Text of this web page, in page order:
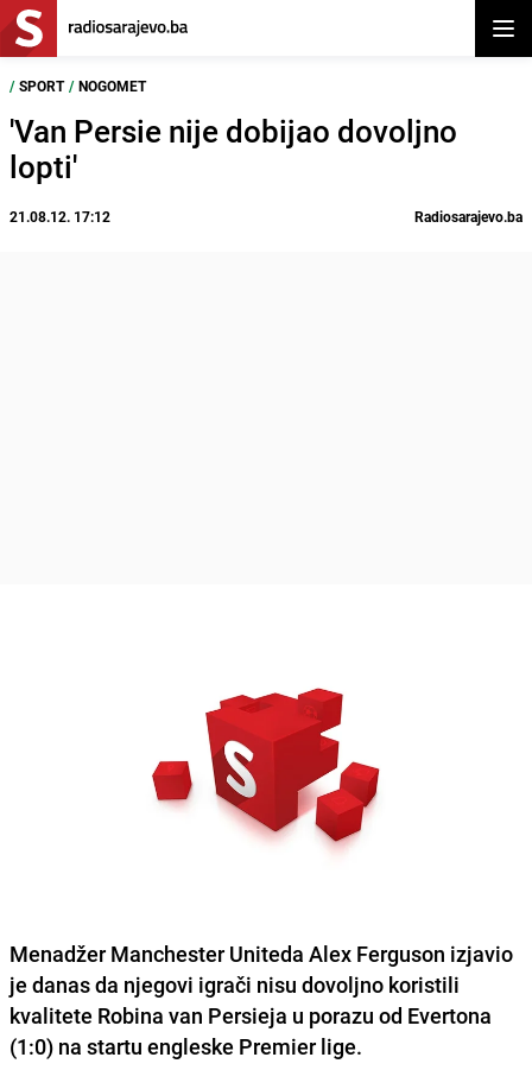
/ SPORT / NOGOMET
'Van Persie nije dobijao dovoljno
lopti'
21.08.12. 17:12 Radiosarajevo.ba
Menadžer Manchester Uniteda Alex Ferguson izjavio
je danas da njegovi igrači nisu dovoljno koristili
kvalitete Robina van Persieja u porazu od Evertona
(1:0) na startu engleske Premier lige.